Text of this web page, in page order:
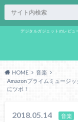
デジタルガジェットのレビュ
HOME
音楽
Amazonプライムミュージ
にツボ！
2018.05.14 音楽